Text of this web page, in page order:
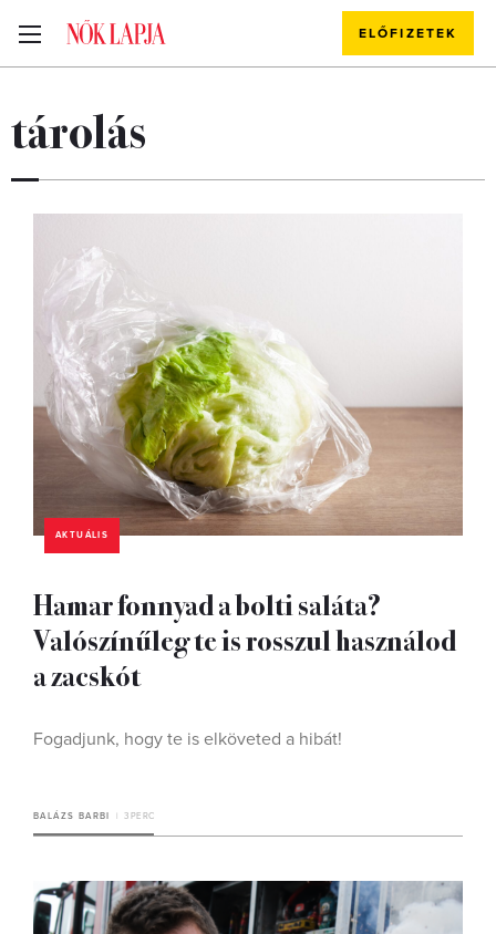
ELŐFIZETEK
tárolás
AKTUÁLIS
Hamar fonnyad a bolti saláta?
Valószínűleg te is rosszul használod
a zacskót
Fogadjunk, hogy te is elköveted a hibát!
BALÁZS BARBI 3 PERC